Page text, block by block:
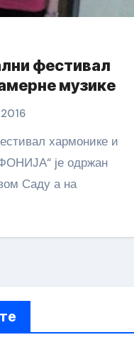
фестивал
музике
2016
је одржан
Саду а на